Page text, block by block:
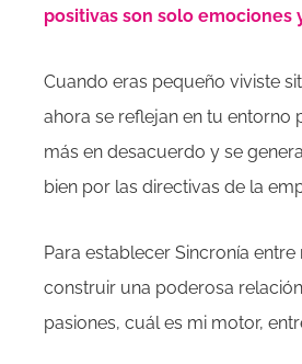
positivas son solo emociones
Cuando eras pequeño viviste
ahora se reflejan en tu entorno
más en desacuerdo y se
bien por las directivas de la
Para establecer Sincronía
construir una poderosa
pasiones, cuál es mi motor,